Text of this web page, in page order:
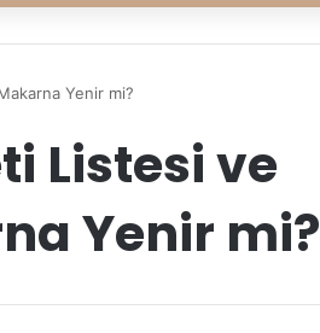
Yenir mi?
Listesi ve
Yenir mi?